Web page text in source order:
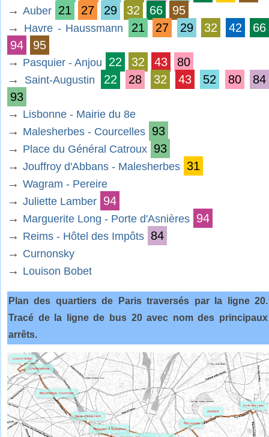
→ Auber 21 27 29 32 66
95
→ Havre - Haussmann 21 27 29 32 42
66
94
95
→ Pasquier - Anjou 22 32 43
80
→ Saint-Augustin 22 28 32 43 52 80
84
93
→ Lisbonne - Mairie du 8e
→ Malesherbes - Courcelles 93
→ Place du Général Catroux 93
→ Jouffroy d'Abbans - Malesherbes 31
→ Wagram - Pereire
→ Juliette Lamber 94
→ Marguerite Long - Porte d'Asnières 94
→ Reims - Hôtel des Impôts 84
→ Curnonsky
→ Louison Bobet
Plan des quartiers de Paris traversés par la ligne 20.
Tracé de la ligne de bus 20 avec nom des principaux
arrêts.